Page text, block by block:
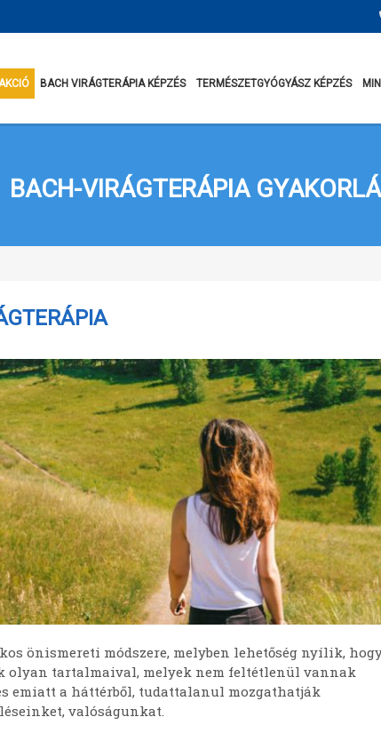
BACH VIRÁGTERÁPIA KÉPZÉS TERMÉSZETGYÓGYÁSZ KÉPZÉS
BACH-VIRÁGTERÁPIA
önismereti módszere, melyben lehetőség nyílik,
olyan tartalmaival, melyek nem feltétlenül vannak
emiatt a háttérből, tudattalanul mozgathatják
valóságunkat.